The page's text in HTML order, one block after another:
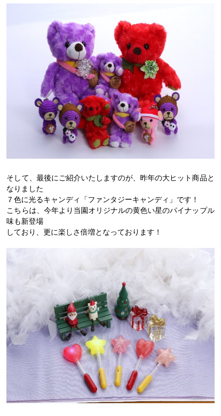
そして、最後にご紹介いたしますのが、昨年の大ヒット商品と
なりました
７色に光るキャンディ「ファンタジーキャンディ」です！
こちらは、今年より当園オリジナルの黄色い星のパイナップル
味も新登場
しており、更に楽しさ倍増となっております！